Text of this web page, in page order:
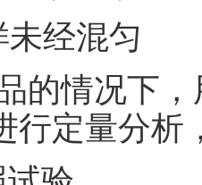
经混匀
的情况下
行定量分析